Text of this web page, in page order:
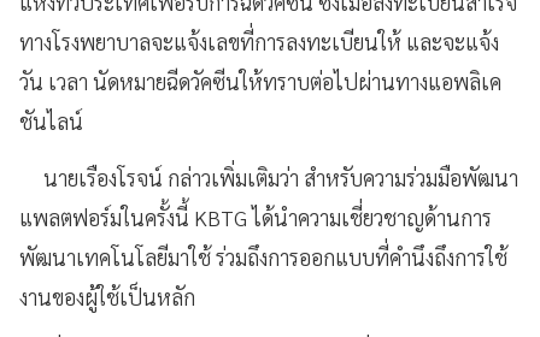
ทางโรงพยาบาลจะแจ้งเลขที่การลงทะเบียนให้ และจะแจ้ง
วัน เวลา นัดหมายฉีดวัคซีนให้ทราบต่อไปผ่านทางแอพลิเค
ชันไลน์
นายเรืองโรจน์ กล่าวเพิ่มเติมว่า สำหรับความร่วมมือพัฒนา
แพลตฟอร์มในครั้งนี้ KBTGได้นำความเชี่ยวชาญด้านการ
พัฒนาเทคโนโลยีมาใช้ ร่วมถึงการออกแบบที่คำนึงถึงการใช้
งานของผู้ใช้เป็นหลัก